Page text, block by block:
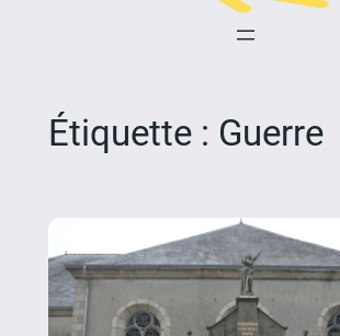
Étiquette : Guerre